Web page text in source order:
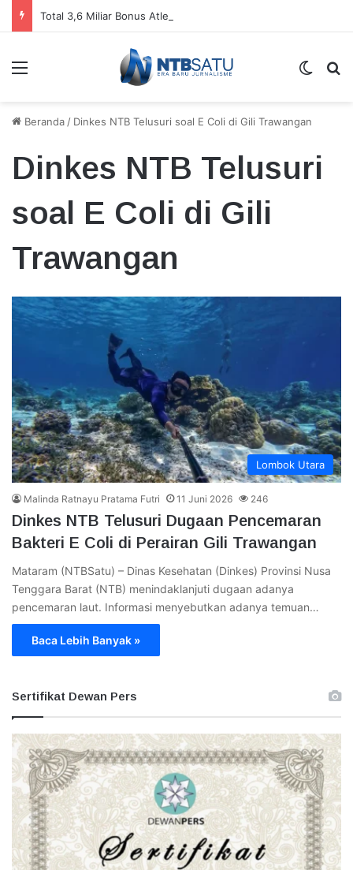
Menu
Beranda / Dinkes NTB Telusuri soal E Coli di Gili Trawangan
Dinkes NTB Telusuri
soal E Coli di Gili
Trawangan
Lombok Utara
Malinda Ratnayu Pratama Futri 11 Juni 2026 246
Dinkes NTB Telusuri Dugaan Pencemaran
Bakteri E Coli di Perairan Gili Trawangan
Mataram (NTBSatu) – Dinas Kesehatan (Dinkes) Provinsi Nusa
Tenggara Barat (NTB) menindaklanjuti dugaan adanya
pencemaran laut. Informasi menyebutkan adanya temuan…
Baca Lebih Banyak »
Sertifikat Dewan Pers